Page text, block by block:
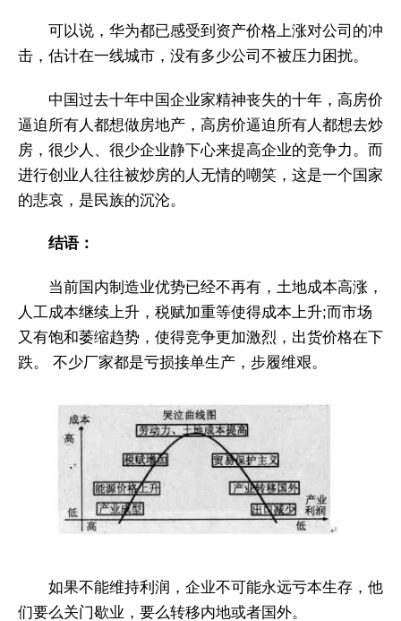
可以说，华为都已感受到资产价格上涨对公司的冲
击，估计在一线城市，没有多少公司不被压力困扰。
中国过去十年中国企业家精神丧失的十年，高房价
逼迫所有人都想做房地产，高房价逼迫所有人都想去炒
房，很少人、很少企业静下心来提高企业的竞争力。而
进行创业人往往被炒房的人无情的嘲笑，这是一个国家
的悲哀，是民族的沉沦。
结语：
当前国内制造业优势已经不再有，土地成本高涨，
人工成本继续上升，税赋加重等使得成本上升;而市场
又有饱和萎缩趋势，使得竞争更加激烈，出货价格在下
跌。 不少厂家都是亏损接单生产，步履维艰。
如果不能维持利润，企业不可能永远亏本生存，他
们要么关门歇业，要么转移内地或者国外。